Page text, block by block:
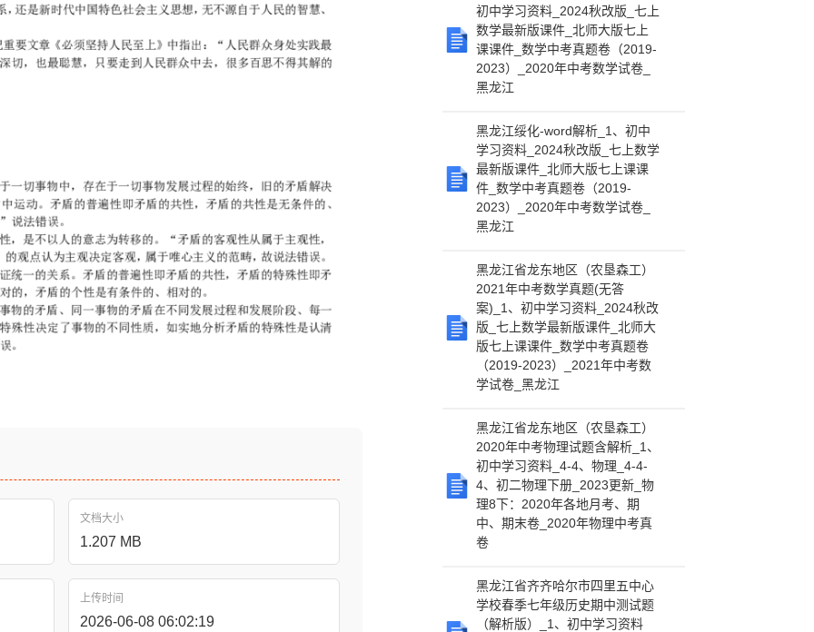
文档大小
1.207 MB
上传时间
2026-06-08 06:02:19
初中学习资料_2024秋改版_七上
数学最新版课件_北师大版七上
课课件_数学中考真题卷（2019-
2023）_2020年中考数学试卷_
黑龙江
黑龙江绥化-word解析_1、初中
学习资料_2024秋改版_七上数学
最新版课件_北师大版七上课课
件_数学中考真题卷（2019-
2023）_2020年中考数学试卷_
黑龙江
黑龙江省龙东地区（农垦森工）
2021年中考数学真题(无答
案)_1、初中学习资料_2024秋改
版_七上数学最新版课件_北师大
版七上课课件_数学中考真题卷
（2019-2023）_2021年中考数
学试卷_黑龙江
黑龙江省龙东地区（农垦森工）
2020年中考物理试题含解析_1、
初中学习资料_4-4、物理_4-4-
4、初二物理下册_2023更新_物
理8下：2020年各地月考、期
中、期末卷_2020年物理中考真
卷
黑龙江省齐齐哈尔市四里五中心
学校春季七年级历史期中测试题
（解析版）_1、初中学习资料